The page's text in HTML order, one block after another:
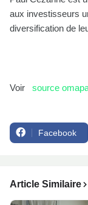
aux investisseurs
diversification de
Voir source
Facebook
Article Similaire